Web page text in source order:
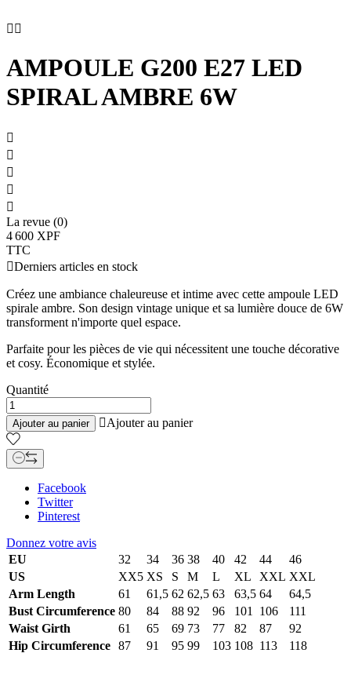
 
AMPOULE G200 E27 LED
SPIRAL AMBRE 6W





La revue (0)
4 600 XPF
TTC
Derniers articles en stock
Créez une ambiance chaleureuse et intime avec cette ampoule LED
spirale ambre. Son design vintage unique et sa lumière douce de 6W
transforment n'importe quel espace.
Parfaite pour les pièces de vie qui nécessitent une touche décorative
et cosy. Économique et stylée.
Quantité
Ajouter au panier Ajouter au panier
Facebook
Twitter
Pinterest
Donnez votre avis
EU
32 34 36 38 40 42 44
46
US
XX5 XS S M L XL XXL XXL
Arm Length
61 61,5 62 62,5 63 63,5 64
64,5
Bust Circumference 80 84 88 92 96 101 106
111
Waist Girth
61 65 69 73 77 82 87
92
Hip Circumference 87 91 95 99 103 108 113 118